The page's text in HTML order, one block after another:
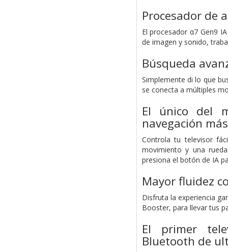
Procesador de
El procesador α7 Gen9
de imagen y sonido,
Búsqueda
Simplemente di lo que
se conecta a múltiples
El único del
navegación
Controla tu televisor
movimiento y una
presiona el botón de IA
Mayor fluidez
Disfruta la experiencia
Booster, para llevar tus
El primer
Bluetooth de